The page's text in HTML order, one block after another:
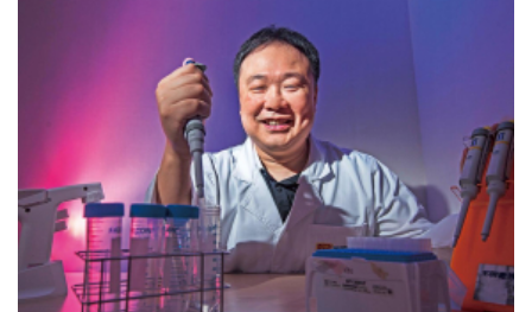
手術都必須重新安排，絕非少看1天病那麼簡單。